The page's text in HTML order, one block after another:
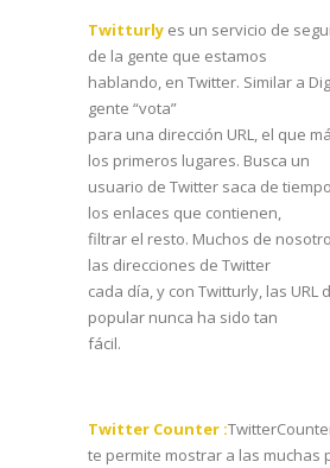
Twitturly es un servicio de
de la gente que estamos
hablando, en Twitter. Similar a
gente “vota”
para una dirección URL, el que
los primeros lugares. Busca un
usuario de Twitter saca de
los enlaces que contienen,
filtrar el resto. Muchos de
las direcciones de Twitter
cada día, y con Twitturly, las URL
popular nunca ha sido tan
fácil.
Twitter Counter :
te permite mostrar a las muchas